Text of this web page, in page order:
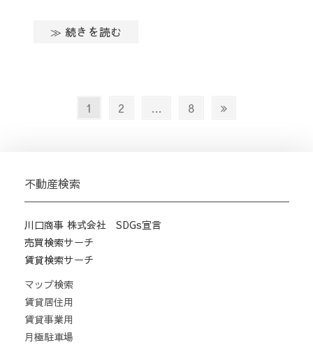
≫ 続きを読む
ー
ジ
り
Page
1 Page
2 … Page
8
Next
不動産検索
川口商事 株式会社 SDGs宣言
売買検索サーチ
賃貸検索サーチ
マップ検索
賃貸居住用
賃貸事業用
月極駐車場